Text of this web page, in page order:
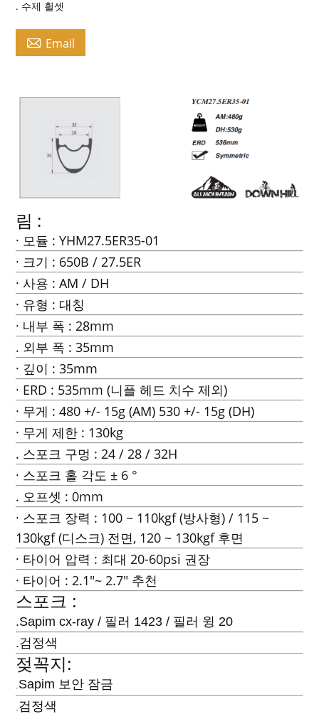
. 수제 휠셋
 Email
림 :
· 모듈 : YHM27.5ER35-01
· 크기 : 650B / 27.5ER
· 사용 : AM / DH
· 유형 : 대칭
· 내부 폭 : 28mm
. 외부 폭 : 35mm
· 깊이 : 35mm
· ERD : 535mm (니플 헤드 치수 제외)
· 무게 : 480 +/- 15g (AM) 530 +/- 15g (DH)
· 무게 제한 : 130kg
. 스포크 구멍 : 24 / 28 / 32H
· 스포크 홀 각도 ± 6 °
. 오프셋 : 0mm
· 스포크 장력 : 100 ~ 110kgf (방사형) / 115 ~
130kgf (디스크) 전면, 120 ~ 130kgf 후면
· 타이어 압력 : 최대 20-60psi 권장
· 타이어 : 2.1"~ 2.7" 추천
스포크 :
.Sapim cx-ray / 필러 1423 / 필러 윙 20
.검정색
젖꼭지:
Sapim 보안 잠금
검정색